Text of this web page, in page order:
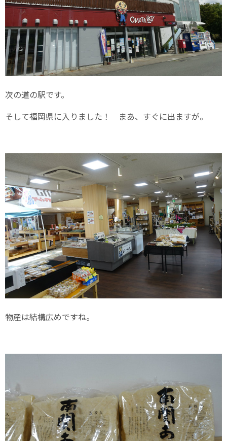
次の道の駅です。
そして福岡県に入りました！ まあ、すぐに出ますが。
物産は結構広めですね。